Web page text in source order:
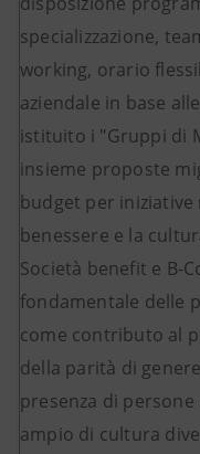
specializzazione,
working, orario
aziendale in base
istituito i "Gruppi di
insieme proposte
budget per
benessere e la
Società benefit e B-
fondamentale delle
come contributo al
della parità di
presenza di
ampio di cultura